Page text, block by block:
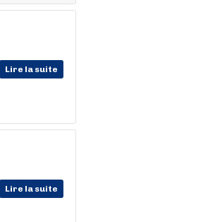
Lire la suite
Lire la suite